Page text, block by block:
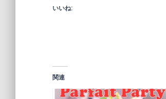
いいね:
関連